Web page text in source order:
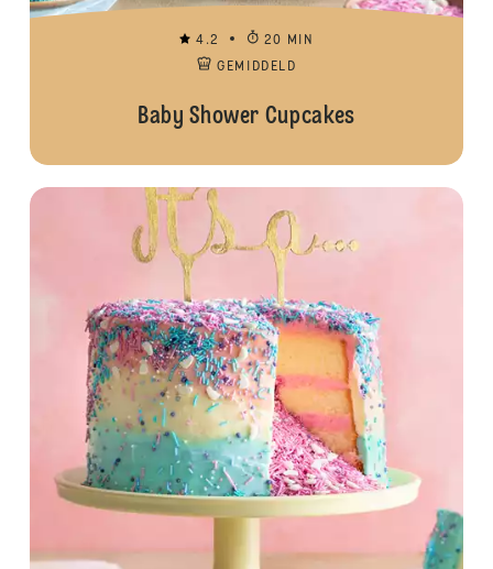
4.2
20 MIN
GEMIDDELD
Baby Shower Cupcakes